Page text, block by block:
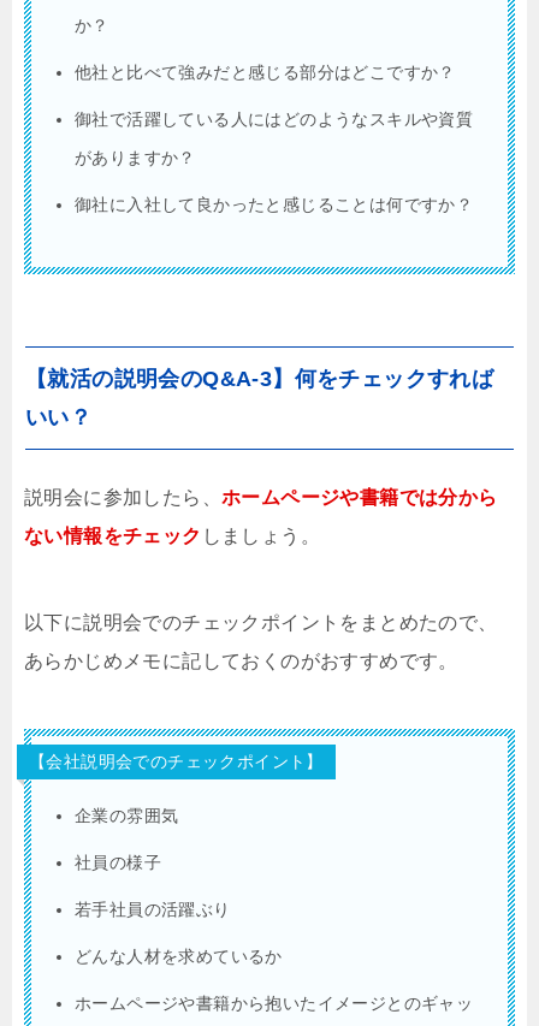
か？
他社と比べて強みだと感じる部分はどこですか？
御社で活躍している人にはどのようなスキルや資質
がありますか？
御社に入社して良かったと感じることは何ですか？
【就活の説明会のQ&A-3】何をチェックすれば
いい？
説明会に参加したら、 ホームページや書籍では分から
ない情報をチェック しましょう。
以下に説明会でのチェックポイントをまとめたので、
あらかじめメモに記しておくのがおすすめです。
【会社説明会でのチェックポイント】
企業の雰囲気
社員の様子
若手社員の活躍ぶり
どんな人材を求めているか
ホームページや書籍から抱いたイメージとのギャッ